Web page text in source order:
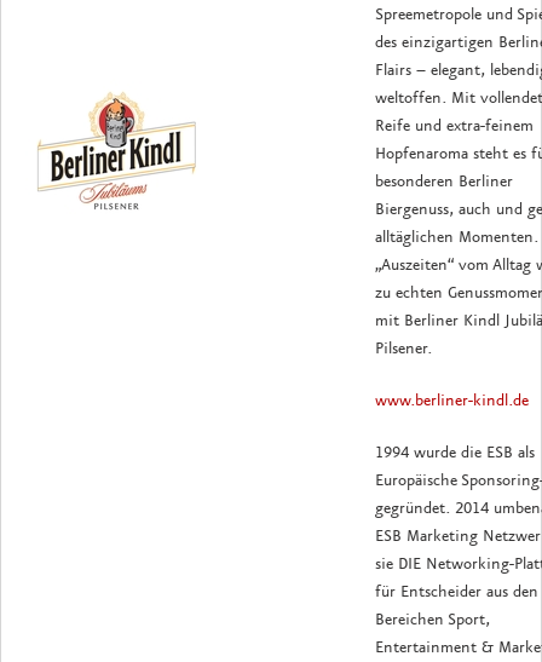
Spreemetropole und
des einzigartigen
Flairs – elegant,
weltoffen. Mit
Reife und extra-feinem
Hopfenaroma steht es
besonderen Berliner
Biergenuss, auch und
alltäglichen Momenten.
„Auszeiten“ vom Alltag
zu echten
mit Berliner Kindl
Pilsener.
www.berliner-kindl.de
1994 wurde die ESB als
Europäische
gegründet. 2014
ESB Marketing
sie DIE Networking-
für Entscheider aus den
Bereichen Sport,
Entertainment &